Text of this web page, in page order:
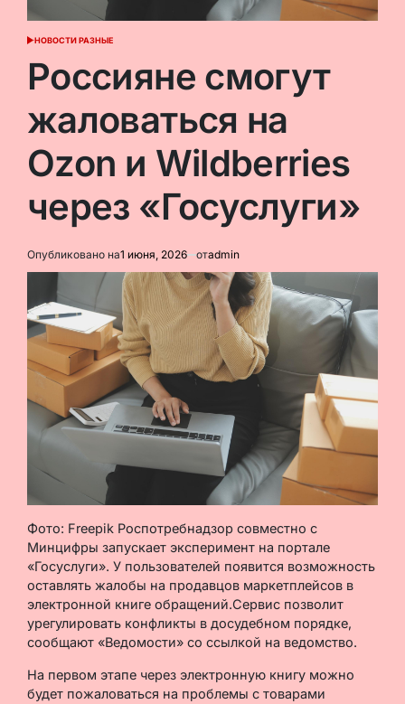
ОПУБЛИКОВАНО
НОВОСТИ РАЗНЫЕ
Россияне смогут
жаловаться на
Ozon и Wildberries
через «Госуслуги»
Опубликовано на1 июня, 2026 отadmin
Фото: Freepik Роспотребнадзор совместно с
Минцифры запускает эксперимент на портале
«Госуслуги». У пользователей появится возможность
оставлять жалобы на продавцов маркетплейсов в
электронной книге обращений.Сервис позволит
урегулировать конфликты в досудебном порядке,
сообщают «Ведомости» со ссылкой на ведомство.
На первом этапе через электронную книгу можно
будет пожаловаться на проблемы с товарами